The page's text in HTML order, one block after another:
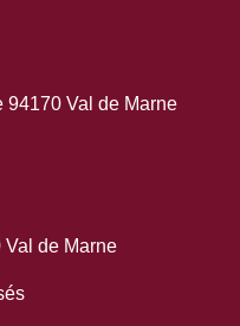
94170 Val de Marne
Val de Marne